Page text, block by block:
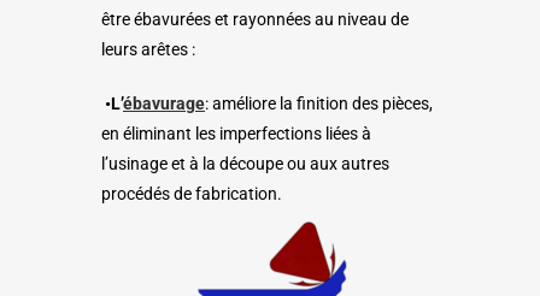
être ébavurées et rayonnées au niveau de
leurs arêtes :
•L’ébavurage: améliore la finition des pièces,
en éliminant les imperfections liées à
l’usinage et à la découpe ou aux autres
procédés de fabrication.